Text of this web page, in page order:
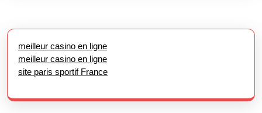
meilleur casino en ligne
meilleur casino en ligne
site paris sportif France